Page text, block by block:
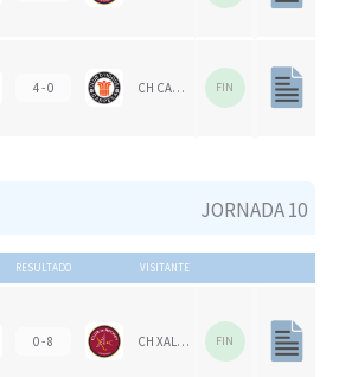
4 - 0 CH CARPESA FIN
JORNADA 10
RESULTADO VISITANTE
0 - 8 CH XALOC FIN